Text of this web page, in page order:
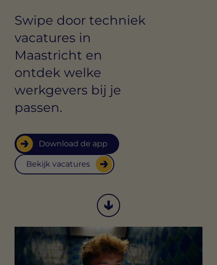
Swipe door techniek
vacatures in
Maastricht en
ontdek welke
werkgevers bij je
passen.
Download de app
Bekijk vacatures